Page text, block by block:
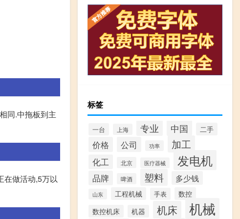
同.中拖板到主
在做活动,5万以
标签
一台 上海 专业 中国 二手
价格 公司 功率 加工
化工 北京 医疗器械 发电机
品牌 啤酒 塑料 多少钱
山东 工程机械 手表
数控
数控机床
机器 机床 机械